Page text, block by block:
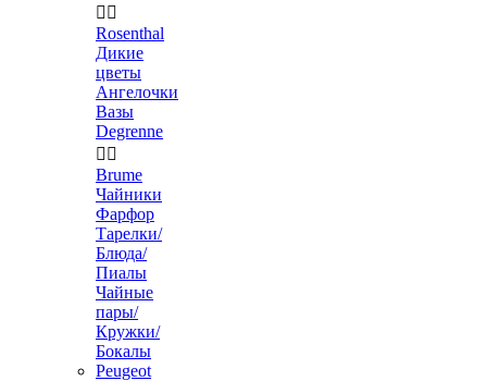
 
Rosenthal
Дикие
цветы
Ангелочки
Вазы
Degrenne
 
Brume
Чайники
Фарфор
Тарелки/
Блюда/
Пиалы
Чайные
пары/
Кружки/
Бокалы
Peugeot